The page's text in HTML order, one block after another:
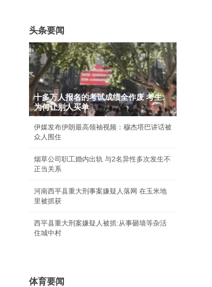
头条要闻
十多万人报名的考试成绩全作废 考生:
为何让别人买单
伊媒发布伊朗最高领袖视频：穆杰塔巴讲话被
众人围住
烟草公司职工婚内出轨 与2名异性多次发生不
正当关系
河南西平县重大刑事案嫌疑人落网 在玉米地
里被抓获
西平县重大刑案嫌疑人被抓:从事砸墙等杂活
住城中村
体育要闻